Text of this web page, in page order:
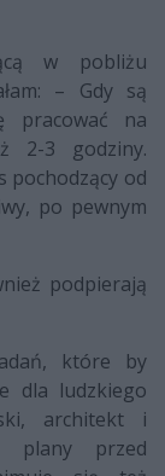
w pobliżu
– Gdy są
pracować na
2-3 godziny.
pochodzący od
po pewnym
podpierają
które by
dla ludzkiego
architekt i
plany przed